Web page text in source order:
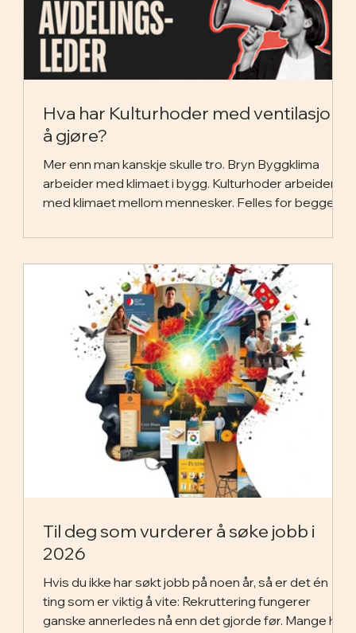
Hva har Kulturhoder med ventilasjon
å gjøre?
Mer enn man kanskje skulle tro. Bryn Byggklima
arbeider med klimaet i bygg. Kulturhoder arbeider
med klimaet mellom mennesker. Felles for begge er
Det må bygges og tas vare på. Blant Norges ti
rangert blant topp 10 i Norges Beste
Arbeidsplasser 2026 i kategorien 200 til 500
ansatte. Det betyr at Bryn hevder seg blant Norges
beste arbeidsplasser på tvers av bransjer. I en tøff
Til deg som vurderer å søke jobb i
2026
Hvis du ikke har søkt jobb på noen år, så er det én
ting som er viktig å vite: Rekruttering fungerer
ganske annerledes nå enn det gjorde før. Mange har